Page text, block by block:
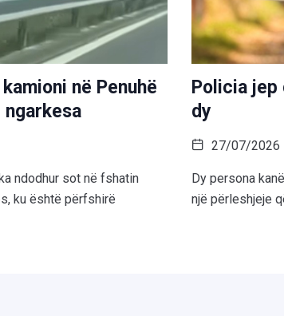
në Penuhë
ndodhur sot në fshatin
ku është përfshirë
Policia
dy
27/07/2026
Dy persona
një përleshjeje